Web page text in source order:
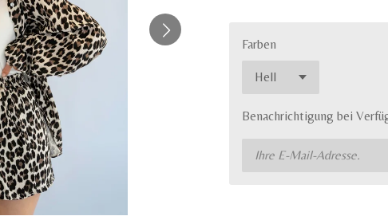
Farben
Benachrichtigung bei